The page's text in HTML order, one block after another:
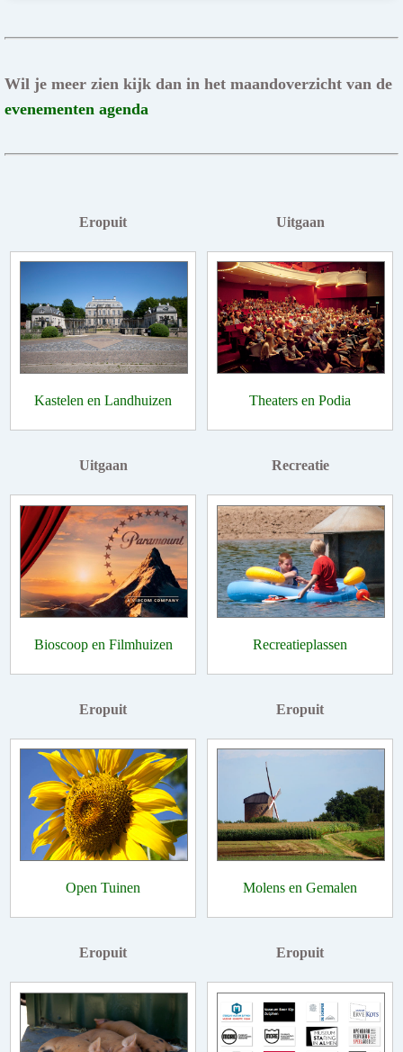
Wil je meer zien kijk dan in het maandoverzicht van de
evenementen agenda
Eropuit
Kastelen en Landhuizen
Uitgaan
Theaters en Podia
Uitgaan
Bioscoop en Filmhuizen
Recreatie
Recreatieplassen
Eropuit
Open Tuinen
Eropuit
Molens en Gemalen
Eropuit Eropuit